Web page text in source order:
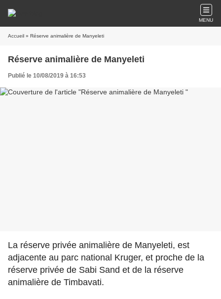
MENU
Accueil » Réserve animalière de Manyeleti
Réserve animalière de Manyeleti
Publié le 10/08/2019 à 16:53
La réserve privée animalière de Manyeleti, est
adjacente au parc national Kruger, et proche de la
réserve privée de Sabi Sand et de la réserve
animalière de Timbavati.